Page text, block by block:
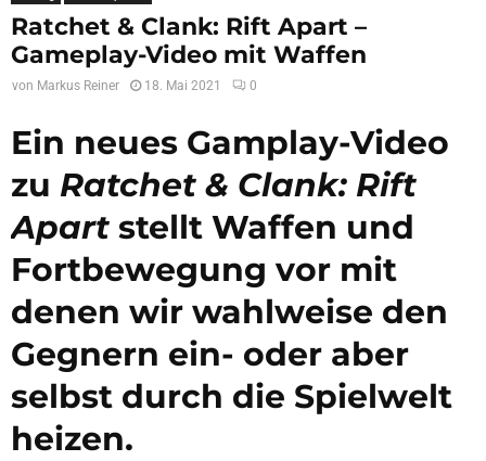
Ratchet & Clank: Rift Apart –
Gameplay-Video mit Waffen
von Markus Reiner 18. Mai 2021 0
Ein neues Gamplay-Video
zu Ratchet & Clank: Rift
Apart stellt Waffen und
Fortbewegung vor mit
denen wir wahlweise den
Gegnern ein- oder aber
selbst durch die Spielwelt
heizen.